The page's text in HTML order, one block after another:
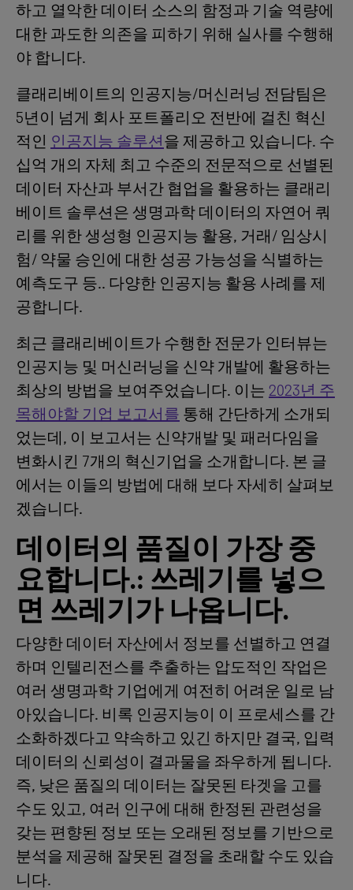
하고 열악한 데이터 소스의 함정과 기술 역량에
대한 과도한 의존을 피하기 위해 실사를 수행해
야 합니다.
클래리베이트의 인공지능/머신러닝 전담팀은
5년이 넘게 회사 포트폴리오 전반에 걸친 혁신
적인 인공지능 솔루션을 제공하고 있습니다. 수
십억 개의 자체 최고 수준의 전문적으로 선별된
데이터 자산과 부서간 협업을 활용하는 클래리
베이트 솔루션은 생명과학 데이터의 자연어 쿼
리를 위한 생성형 인공지능 활용, 거래/ 임상시
험/ 약물 승인에 대한 성공 가능성을 식별하는
예측도구 등.. 다양한 인공지능 활용 사례를 제
공합니다.
최근 클래리베이트가 수행한 전문가 인터뷰는
인공지능 및 머신러닝을 신약 개발에 활용하는
최상의 방법을 보여주었습니다. 이는 2023년 주
목해야할 기업 보고서를 통해 간단하게 소개되
었는데, 이 보고서는 신약개발 및 패러다임을
변화시킨 7개의 혁신기업을 소개합니다. 본 글
에서는 이들의 방법에 대해 보다 자세히 살펴보
겠습니다.
데이터의 품질이 가장 중
요합니다.: 쓰레기를 넣으
면 쓰레기가 나옵니다.
다양한 데이터 자산에서 정보를 선별하고 연결
하며 인텔리전스를 추출하는 압도적인 작업은
여러 생명과학 기업에게 여전히 어려운 일로 남
아있습니다. 비록 인공지능이 이 프로세스를 간
소화하겠다고 약속하고 있긴 하지만 결국, 입력
데이터의 신뢰성이 결과물을 좌우하게 됩니다.
즉, 낮은 품질의 데이터는 잘못된 타겟을 고를
수도 있고, 여러 인구에 대해 한정된 관련성을
갖는 편향된 정보 또는 오래된 정보를 기반으로
분석을 제공해 잘못된 결정을 초래할 수도 있습
니다.